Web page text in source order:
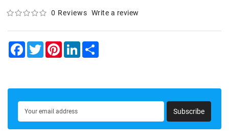
0 Reviews Write a review
Facebook
TwitterPinterestLinkedIn
Subscribe